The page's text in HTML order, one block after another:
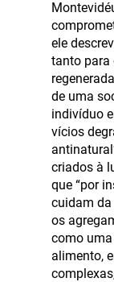
ele
tanto para
de uma
indivíduo
vícios
criados à
que “por
cuidam da
os
como
alimento,